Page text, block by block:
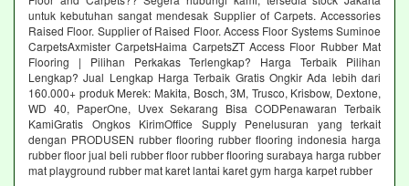
untuk kebutuhan sangat mendesak Supplier of Carpets. Accessories
Raised Floor. Supplier of Raised Floor. Access Floor Systems Suminoe
CarpetsAxmister CarpetsHaima CarpetsZT Access Floor Rubber Mat
Flooring | Pilihan Perkakas Terlengkap? Harga Terbaik Pilihan
Lengkap? Jual Lengkap Harga Terbaik Gratis Ongkir Ada lebih dari
160.000+ produk Merek: Makita, Bosch, 3M, Trusco, Krisbow, Dextone,
WD 40, PaperOne, Uvex Sekarang Bisa CODPenawaran Terbaik
KamiGratis Ongkos KirimOffice Supply Penelusuran yang terkait
dengan PRODUSEN rubber flooring rubber flooring indonesia harga
rubber floor jual beli rubber floor rubber flooring surabaya harga rubber
mat playground rubber mat karet lantai karet gym harga karpet rubber